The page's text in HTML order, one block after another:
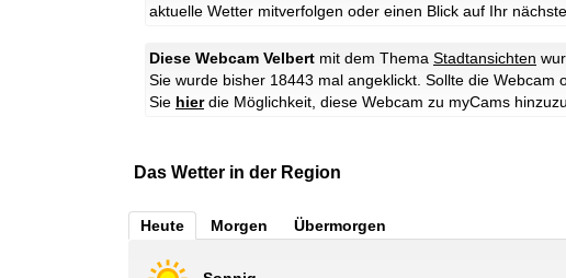
aktuelle Wetter mitverfolgen oder einen Blick auf Ihr
Diese Webcam Velbert mit dem Thema Stadtansichten
Sie wurde bisher 18443 mal angeklickt. Sollte die Webcam
Sie hierdie Möglichkeit, diese Webcam zu myCams
Das Wetter in der Region
Heute Morgen Übermorgen